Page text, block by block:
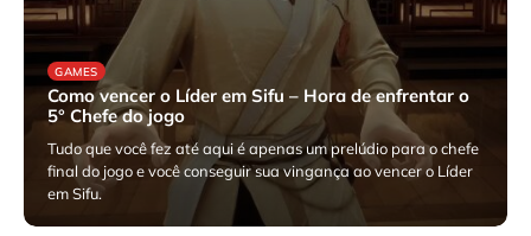
GAMES
Como vencer o Líder em Sifu – Hora de enfrentar o
5° Chefe do jogo
Tudo que você fez até aqui é apenas um prelúdio para o chefe
final do jogo e você conseguir sua vingança ao vencer o Líder
em Sifu.
julho 23, 2025